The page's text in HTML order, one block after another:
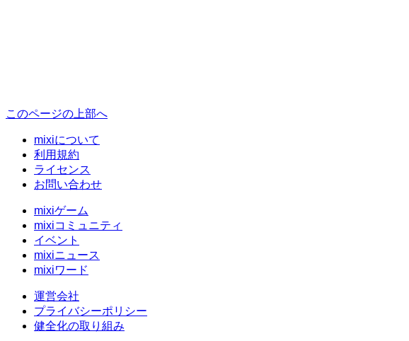
このページの上部へ
mixiについて
利用規約
ライセンス
お問い合わせ
mixiゲーム
mixiコミュニティ
イベント
mixiニュース
mixiワード
運営会社
プライバシーポリシー
健全化の取り組み